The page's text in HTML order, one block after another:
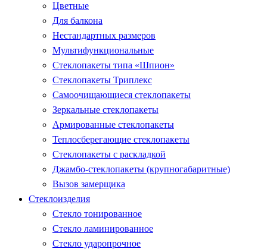
Цветные
Для балкона
Нестандартных размеров
Мультифункциональные
Стеклопакеты типа «Шпион»
Стеклопакеты Триплекс
Самоочищающиеся стеклопакеты
Зеркальные стеклопакеты
Армированные стеклопакеты
Теплосберегающие стеклопакеты
Стеклопакеты с раскладкой
Джамбо-стеклопакеты (крупногабаритные)
Вызов замерщика
Стеклоизделия
Стекло тонированное
Стекло ламинированное
Стекло ударопрочное